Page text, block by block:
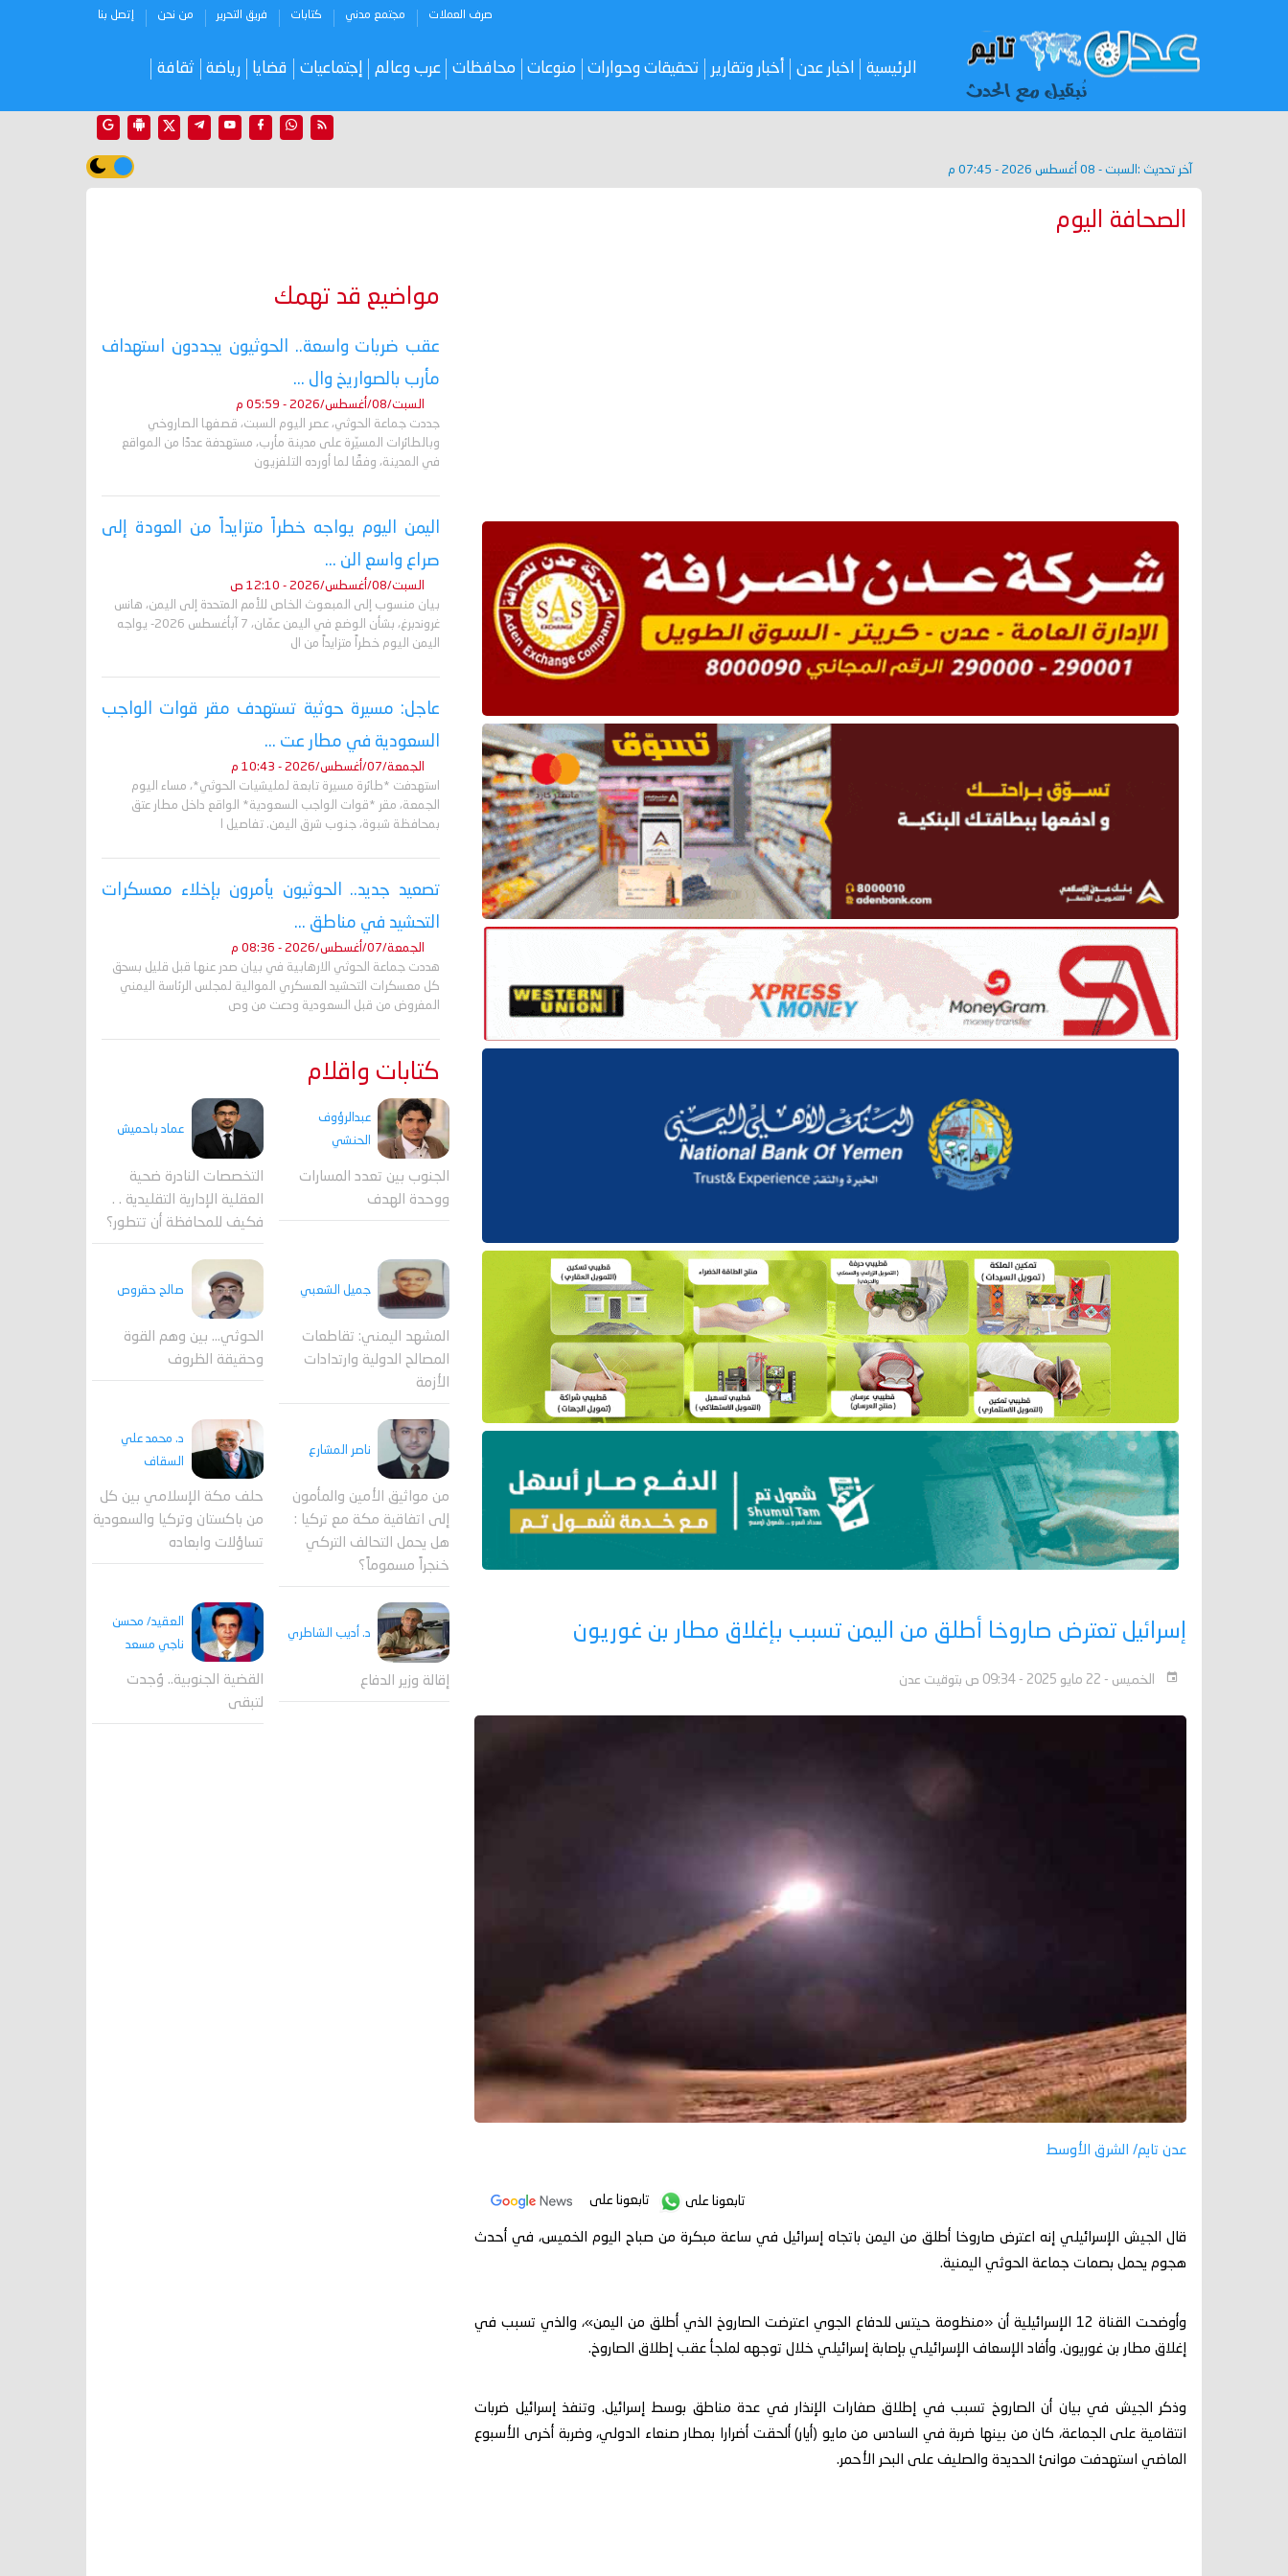
صرف العملات مجتمع مدني كتابات فريق التحرير من نحن إتصل بنا
الرئيسية اخبار عدن أخبار وتقارير تحقيقات وحوارات منوعات محافظات عرب وعالم إجتماعيات قضايا رياضة ثقافة
آخر تحديث : السبت - 08 أغسطس 2026 - 07:45 م
الصحافة اليوم
إسرائيل تعترض صاروخا أطلق من اليمن تسبب بإغلاق مطار بن غوريون
الخميس - 22 مايو 2025 - 09:34 ص بتوقيت عدن
عدن تايم/ الشرق الأوسط
تابعونا على تابعونا على
قال الجيش الإسرائيلي إنه اعترض صاروخا أطلق من اليمن باتجاه إسرائيل في ساعة مبكرة من صباح اليوم الخميس، في أحدث
هجوم يحمل بصمات جماعة الحوثي اليمنية.
وأوضحت القناة 12 الإسرائيلية أن «منظومة حيتس للدفاع الجوي اعترضت الصاروخ الذي أطلق من اليمن»، والذي تسبب في
إغلاق مطار بن غوريون. وأفاد الإسعاف الإسرائيلي بإصابة إسرائيلي خلال توجهه لملجأ عقب إطلاق الصاروخ.
وذكر الجيش في بيان أن الصاروخ تسبب في إطلاق صفارات الإنذار في عدة مناطق بوسط إسرائيل. وتنفذ إسرائيل ضربات
انتقامية على الجماعة، كان من بينها ضربة في السادس من مايو (أيار) ألحقت أضرارا بمطار صنعاء الدولي، وضربة أخرى الأسبوع
الماضي استهدفت موانئ الحديدة والصليف على البحر الأحمر.
مواضيع قد تهمك
عقب ضربات واسعة.. الحوثيون يجددون استهداف
مأرب بالصواريخ وال ...
السبت/08/أغسطس/2026 - 05:59 م
جددت جماعة الحوثي، عصر اليوم السبت، قصفها الصاروخي
وبالطائرات المسيّرة على مدينة مأرب، مستهدفة عددًا من المواقع
في المدينة، وفقًا لما أورده التلفزيون
اليمن اليوم يواجه خطراً متزايداً من العودة إلى
صراع واسع الن ...
السبت/08/أغسطس/2026 - 12:10 ص
بيان منسوب إلى المبعوث الخاص للأمم المتحدة إلى اليمن، هانس
غروندبرغ، بشأن الوضع في اليمن عمّان، 7 آبأغسطس 2026- يواجه
اليمن اليوم خطراً متزايداً من ال
عاجل: مسيرة حوثية تستهدف مقر قوات الواجب
السعودية في مطار عت ...
الجمعة/07/أغسطس/2026 - 10:43 م
استهدفت *طائرة مسيرة تابعة لمليشيات الحوثي*، مساء اليوم
الجمعة، مقر *قوات الواجب السعودية* الواقع داخل مطار عتق
بمحافظة شبوة، جنوب شرق اليمن. تفاصيل ا
تصعيد جديد.. الحوثيون يأمرون بإخلاء معسكرات
التحشيد في مناطق ...
الجمعة/07/أغسطس/2026 - 08:36 م
هددت جماعة الحوثي الارهابية في بيان صدر عنها قبل قليل بسحق
كل معسكرات التحشيد العسكري الموالية لمجلس الرئاسة اليمني
المفروض من قبل السعودية ودعت من وص
كتابات واقلام
عبدالرؤوف
الحنشي
الجنوب بين تعدد المسارات
ووحدة الهدف
عماد باحميش
التخصصات النادرة ضحية
العقلية الإدارية التقليدية . .
فكيف للمحافظة أن تتطور؟
جميل الشعبي
المشهد اليمني: تقاطعات
المصالح الدولية وارتدادات
الأزمة
صالح حقروص
الحوثي... بين وهم القوة
وحقيقة الظروف
ناصر المشارع
من مواثيق الأمين والمأمون
إلى اتفاقية مكة مع تركيا :
هل يحمل التحالف التركي
خنجراً مسموماً؟
د. محمد علي
السقاف
حلف مكة الإسلامي بين كل
من باكستان وتركيا والسعودية
تساؤلات وابعاده
د. أديب الشاطري
إقالة وزير الدفاع
العقيد/ محسن
ناجي مسعد
القضية الجنوبية.. وُجدت
لتبقى